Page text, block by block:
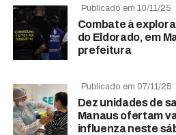
Publicado em 10/11/25
Combate à
do Eldorado, em
prefeitura
Publicado em 07/11/25
Dez unidades de
Manaus ofertam
influenza neste